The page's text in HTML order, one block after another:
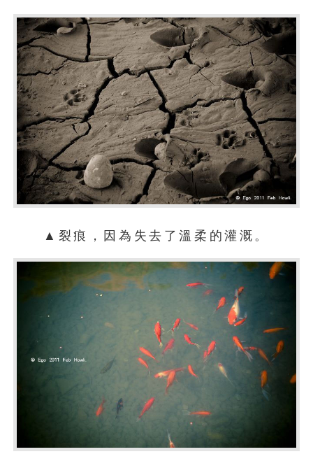
▲裂痕，因為失去了溫柔的灌溉。